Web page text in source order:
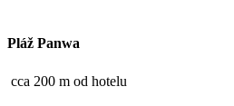
Pláž Panwa
cca 200 m od hotelu